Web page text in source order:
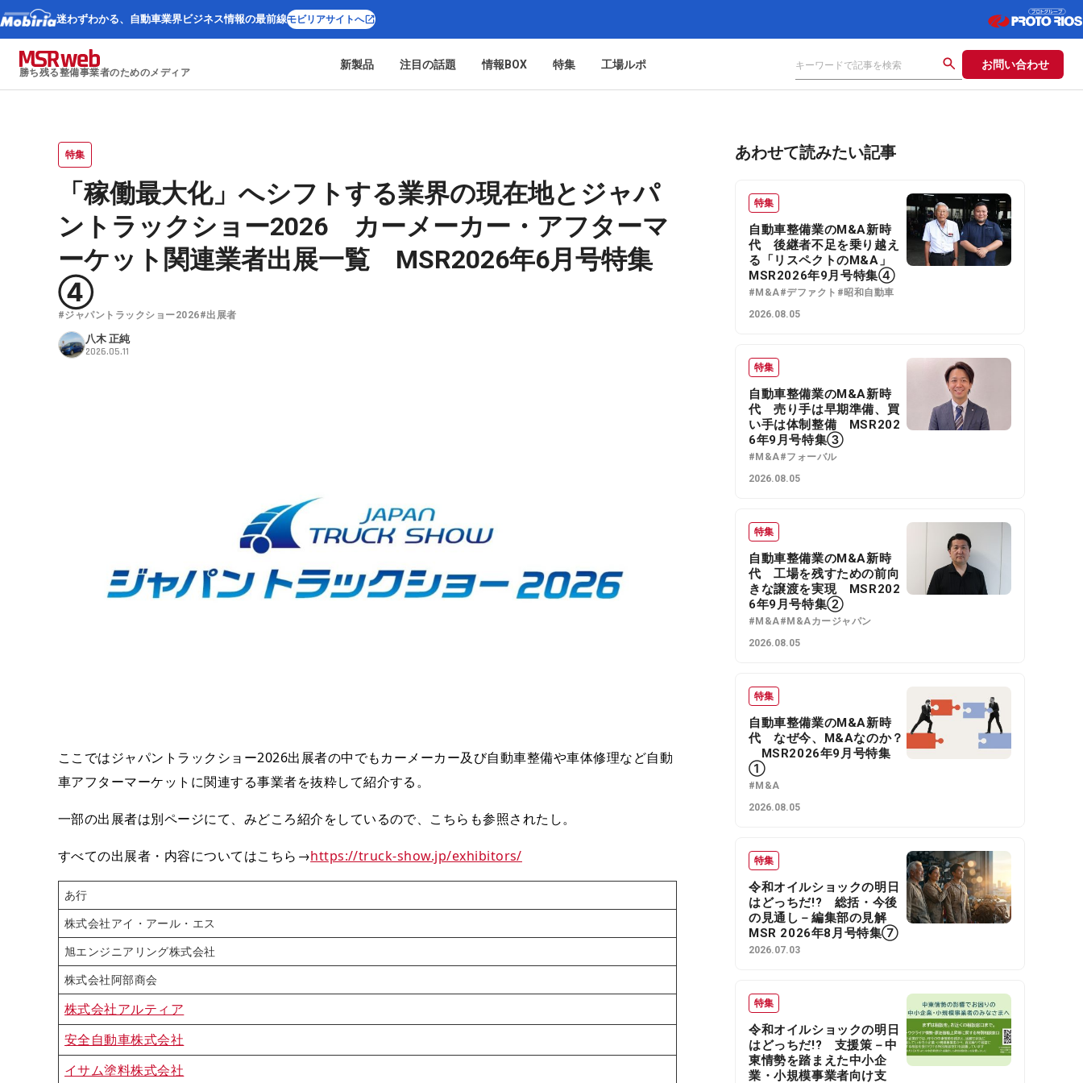
迷わずわかる、 自動車業界ビジネス情報の最前線モビリアサイトへ
勝ち残る整備事業者のためのメディア
新製品 注目の話題 情報BOX 特集 工場ルポ お問い合わせ
特集
「稼働最大化」へシフトする業界の現在地とジャパ
ントラックショー2026 カーメーカー・アフターマ
ーケット関連業者出展一覧 MSR2026年6月号特集
④
#ジャパントラックショー2026#出展者
八木 正純
2026.05.11
ここではジャパントラックショー2026出展者の中でもカーメーカー及び自動車整備や車体修理など自動
車アフターマーケットに関連する事業者を抜粋して紹介する。
一部の出展者は別ページにて、みどころ紹介をしているので、こちらも参照されたし。
すべての出展者・内容についてはこちら→https://truck-show.jp/exhibitors/
あ行
株式会社アイ・アール・エス
旭エンジニアリング株式会社
株式会社阿部商会
株式会社アルティア
安全自動車株式会社
イサム塗料株式会社
あわせて読みたい記事
特集
自動車整備業のM&A新時
代 後継者不足を乗り越え
る「リスペクトのM&A」
MSR2026年9月号特集④
#M&A#デファクト #昭和自動車
2026.08.05
特集
自動車整備業のM&A新時
代 売り手は早期準備、買
い手は体制整備 MSR202
6年9月号特集③
#M&A#フォーバル
2026.08.05
特集
自動車整備業のM&A新時
代 工場を残すための前向
きな譲渡を実現 MSR202
6年9月号特集②
#M&A#M&Aカージャパン
2026.08.05
特集
自動車整備業のM&A新時
代 なぜ今、M&Aなのか？
MSR2026年9月号特集
①
#M&A
2026.08.05
特集
令和オイルショックの明日
はどっちだ!? 総括・今後
の見通し－編集部の見解
MSR 2026年8月号特集⑦
2026.07.03
特集
令和オイルショックの明日
はどっちだ!? 支援策－中
東情勢を踏まえた中小企
業・小規模事業者向け支